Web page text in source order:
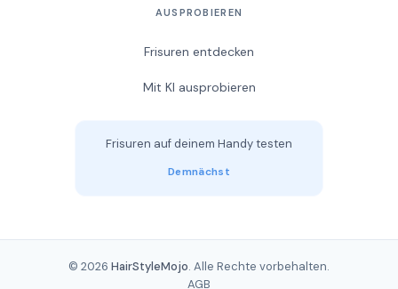
AUSPROBIEREN
Frisuren entdecken
Mit KI ausprobieren
Frisuren auf deinem Handy testen
Demnächst
© 2026 HairStyleMojo. Alle Rechte vorbehalten.
AGB